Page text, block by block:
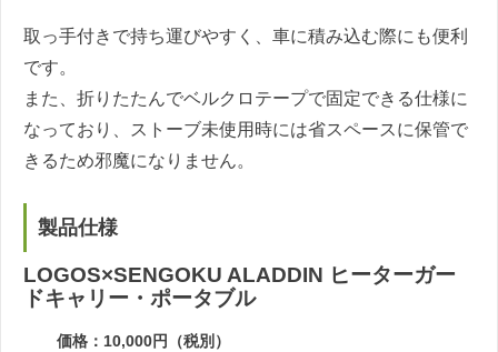
取っ手付きで持ち運びやすく、車に積み込む際にも便利
です。
また、折りたたんでベルクロテープで固定できる仕様に
なっており、ストーブ未使用時には省スペースに保管で
きるため邪魔になりません。
製品仕様
LOGOS×SENGOKU ALADDIN ヒーターガー
ドキャリー・ポータブル
価格：10,000円（税別）